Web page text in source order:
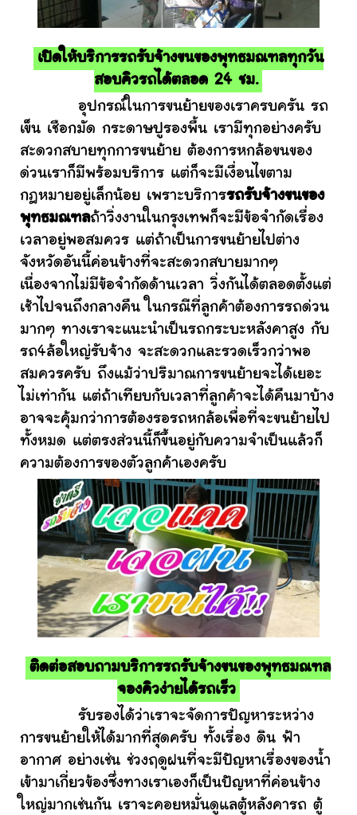
เปิดให้บริการรถรับจ้างขนของพุทธมณฑลทุกวัน
สอบคิวรถได้ตลอด 24 ชม.
อุปกรณ์ในการขนย้ายของเราครบครัน รถ
เข็น เชือกมัด กระดาษปูรองพื้น เรามีทุกอย่างครับ
สะดวกสบายทุกการขนย้าย ต้องการหกล้อขนของ
ด่วนเราก็มีพร้อมบริการ แต่ก็จะมีเงื่อนไขตาม
กฎหมายอยู่เล็กน้อย เพราะบริการรถรับจ้างขนของ
พุทธมณฑลถ้าวิ่งงานในกรุงเทพก็จะมีข้อจำกัดเรื่อง
เวลาอยู่พอสมควร แต่ถ้าเป็นการขนย้ายไปต่าง
จังหวัดอันนี้ค่อนข้างที่จะสะดวกสบายมากๆ
เนื่องจากไม่มีข้อจำกัดด้านเวลา วิ่งกันได้ตลอดตั้งแต่
เช้าไปจนถึงกลางคืน ในกรณีที่ลูกค้าต้องการรถด่วน
มากๆ ทางเราจะแนะนำเป็นรถกระบะหลังคาสูง กับ
รถ4ล้อใหญ่รับจ้าง จะสะดวกและรวดเร็วกว่าพอ
สมควรครับ ถึงแม้ว่าปริมาณการขนย้ายจะได้เยอะ
ไม่เท่ากัน แต่ถ้าเทียบกับเวลาที่ลูกค้าจะได้คืนมาบ้าง
อาจจะคุ้มกว่าการต้องรอรถหกล้อเพื่อที่จะขนย้ายไป
ทั้งหมด แต่ตรงส่วนนี้ก็ขึ้นอยู่กับความจำเป็นแล้วก็
ความต้องการของตัวลูกค้าเองครับ
ติดต่อสอบถามบริการรถรับจ้างขนของพุทธมณฑล
จองคิวง่ายได้รถเร็ว
รับรองได้ว่าเราจะจัดการปัญหาระหว่าง
การขนย้ายให้ได้มากที่สุดครับ ทั้งเรื่อง ดิน ฟ้า
อากาศ อย่างเช่น ช่วงฤดูฝนที่จะมีปัญหาเรื่องของน้ำ
เข้ามาเกี่ยวข้องซึ่งทางเราเองก็เป็นปัญหาที่ค่อนข้าง
ใหญ่มากเช่นกัน เราจะคอยหมั่นดูแลตู้หลังคารถ ตู้